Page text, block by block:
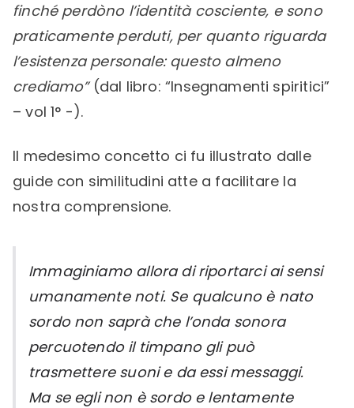
finché perdòno l’identità cosciente, e sono
praticamente perduti, per quanto riguarda
l’esistenza personale: questo almeno
crediamo”(dal libro: “Insegnamenti spiritici”
– vol 1° -).
Il medesimo concetto ci fu illustrato dalle
guide con similitudini atte a facilitare la
nostra comprensione.
Immaginiamo allora di riportarci ai sensi
umanamente noti. Se qualcuno è nato
sordo non saprà che l’onda sonora
percuotendo il timpano gli può
trasmettere suoni e da essi messaggi.
Ma se egli non è sordo e lentamente